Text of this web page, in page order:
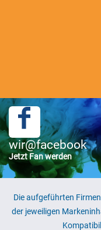
wir@facebook
Jetzt Fan werden
Die aufgeführten
der jeweiligen